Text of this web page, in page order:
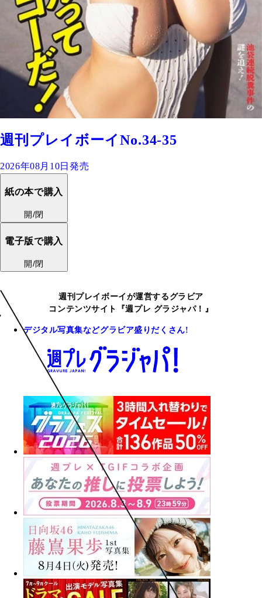
週刊プレイボーイNo.34-35
2026年08月10日発売
紙の本で購入
開/閉
電子版で購入
開/閉
週刊プレイボーイが運営するグラビア
コンテンツサイト『週プレ グラジャパ！』
デジタル写真集などグラビア盛りだくさん!